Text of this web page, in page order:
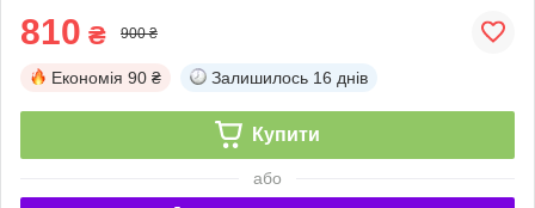
810 ₴ 900 ₴
Економія 90 ₴ Залишилось 16 днів
Купити
або